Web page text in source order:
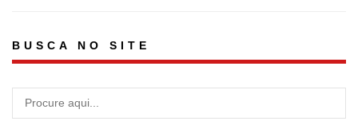
BUSCA NO SITE